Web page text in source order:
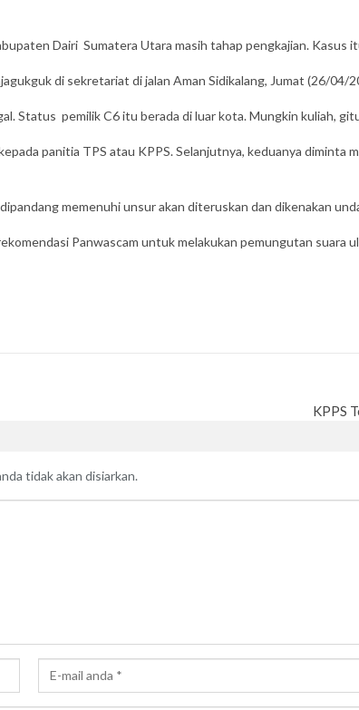
Dairi Sumatera Utara masih tahap pengkajian. Kasus
di sekretariat di jalan Aman Sidikalang, Jumat (26/04/
Status pemilik C6 itu berada di luar kota. Mungkin kuliah,
panitia TPS atau KPPS. Selanjutnya, keduanya diminta
memenuhi unsur akan diteruskan dan dikenakan
Panwascam untuk melakukan pemungutan suara
KPPS
tidak akan disiarkan.